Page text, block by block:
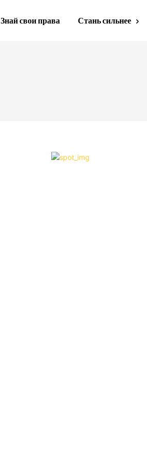
Знай свои права Стань сильнее